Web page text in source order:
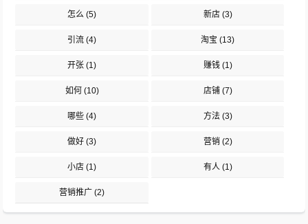
怎么 (5) 新店(3)
引流 (4) 淘宝 (13)
开张 (1) 赚钱(1)
如何 (10) 店铺(7)
哪些 (4) 方法(3)
做好 (3) 营销 (2)
小店 (1) 有人(1)
营销推广 (2)